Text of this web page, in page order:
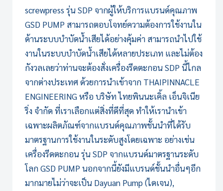
screwpress รุ่น SDP จากผู้ให้บริการแบรนด์คุณภาพ
GSD PUMP สามารถตอบโจทย์ความต้องการใช้งานใน
ด้านระบบบำบัดน้ำเสียได้อย่างคุ้มค่า สามารถนำไปใช้
งานในระบบบำบัดน้ำเสียได้หลายประเภท และไม่ต้อง
กังวลเลยว่าท่านจะต้องสั่งเครื่องรีดตะกอนSDP นี้ไกล
จากต่างประเทศ ด้วยการนำเข้าจาก THAIPINNACLE
ENGINEERING หรือ บริษัท ไทยพินนะเคิ้ล เอ็นจิเนีย
ริ่ง จำกัด ที่เราเลือกแต่สิ่งที่ดีที่สุด ทำให้เรานำเข้า
เฉพาะผลิตภัณฑ์จากแบรนด์คุณภาพชั้นนำที่ได้รับ
มาตรฐานการใช้งานในระดับสูงโดยเฉพาะ อย่างเช่น
เครื่องรีดตะกอนรุ่น SDP จากแบรนด์มาตรฐานระดับ
โลกGSD PUMPนอกจากนี้ยังมีแบรนด์ชั้นนำอื่นๆอีก
มากมายไม่ว่าจะเป็น Dayuan Pump (ไดเจน),